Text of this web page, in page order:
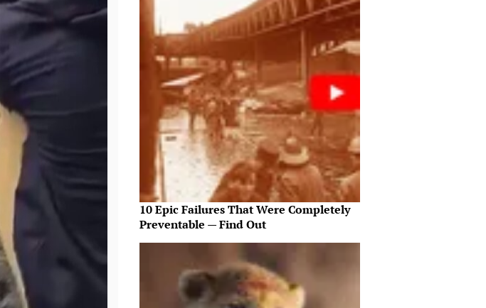
10 Epic Failures That Were Completely
Preventable — Find Out